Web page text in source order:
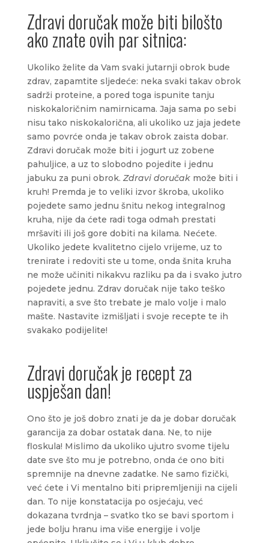
Zdravi doručak može biti bilošto
ako znate ovih par sitnica:
Ukoliko želite da Vam svaki jutarnji obrok bude
zdrav, zapamtite sljedeće: neka svaki takav obrok
sadrži proteine, a pored toga ispunite tanju
niskokaloričnim namirnicama. Jaja sama po sebi
nisu tako niskokalorična, ali ukoliko uz jaja jedete
samo povrće onda je takav obrok zaista dobar.
Zdravi doručak može biti i jogurt uz zobene
pahuljice, a uz to slobodno pojedite i jednu
jabuku za puni obrok. Zdravi doručakmože biti i
kruh! Premda je to veliki izvor škroba, ukoliko
pojedete samo jednu šnitu nekog integralnog
kruha, nije da ćete radi toga odmah prestati
mršaviti ili još gore dobiti na kilama. Nećete.
Ukoliko jedete kvalitetno cijelo vrijeme, uz to
trenirate i redoviti ste u tome, onda šnita kruha
ne može učiniti nikakvu razliku pa da i svako jutro
pojedete jednu. Zdrav doručak nije tako teško
napraviti, a sve što trebate je malo volje i malo
mašte. Nastavite izmišljati i svoje recepte te ih
svakako podijelite!
Zdravi doručak je recept za
uspješan dan!
Ono što je još dobro znati je da je dobar doručak
garancija za dobar ostatak dana. Ne, to nije
floskula! Mislimo da ukoliko ujutro svome tijelu
date sve što mu je potrebno, onda će ono biti
spremnije na dnevne zadatke. Ne samo fizički,
već ćete i Vi mentalno biti pripremljeniji na cijeli
dan. To nije konstatacija po osjećaju, već
dokazana tvrdnja – svatko tko se bavi sportom i
jede bolju hranu ima više energije i volje